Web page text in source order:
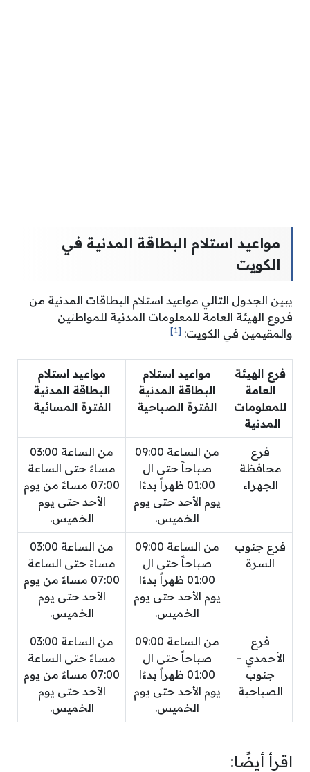
مواعيد استلام البطاقة المدنية في
الكويت
يبين الجدول التالي مواعيد استلام البطاقات المدنية من
فروع الهيئة العامة للمعلومات المدنية للمواطنين
والمقيمين في الكويت: [1]
فرع الهيئة
العامة
للمعلومات
المدنية
مواعيد استلام
البطاقة المدنية
الفترة الصباحية
مواعيد استلام
البطاقة المدنية
الفترة المسائية
فرع
محافظة
الجهراء
من الساعة 09:00
صباحاً حتى ال
01:00 ظهراً بدءًا
يوم الأحد حتى يوم
الخميس.
من الساعة 03:00
مساءً حتى الساعة
07:00 مساءً من يوم
الأحد حتى يوم
الخميس.
فرع جنوب
السرة
من الساعة 09:00
صباحاً حتى ال
01:00 ظهراً بدءًا
يوم الأحد حتى يوم
الخميس.
من الساعة 03:00
مساءً حتى الساعة
07:00 مساءً من يوم
الأحد حتى يوم
الخميس.
فرع
الأحمدي –
جنوب
الصباحية
من الساعة 09:00
صباحاً حتى ال
01:00 ظهراً بدءًا
يوم الأحد حتى يوم
الخميس.
من الساعة 03:00
مساءً حتى الساعة
07:00 مساءً من يوم
الأحد حتى يوم
الخميس.
اقرأ أيضًا: